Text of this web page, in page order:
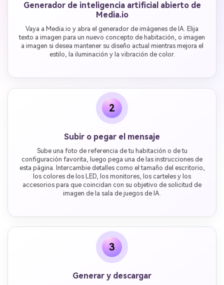
Generador de inteligencia artificial abierto de
Media.io
Vaya a Media.io y abra el generador de imágenes de IA. Elija
texto a imagen para un nuevo concepto de habitación, o imagen
a imagen si desea mantener su diseño actual mientras mejora el
estilo, la iluminación y la vibración de color.
2
Subir o pegar el mensaje
Sube una foto de referencia de tu habitación o de tu
configuración favorita, luego pega una de las instrucciones de
esta página. Intercambie detalles como el tamaño del escritorio,
los colores de los LED, los monitores, los carteles y los
accesorios para que coincidan con su objetivo de solicitud de
imagen de la sala de juegos de IA.
3
Generar y descargar